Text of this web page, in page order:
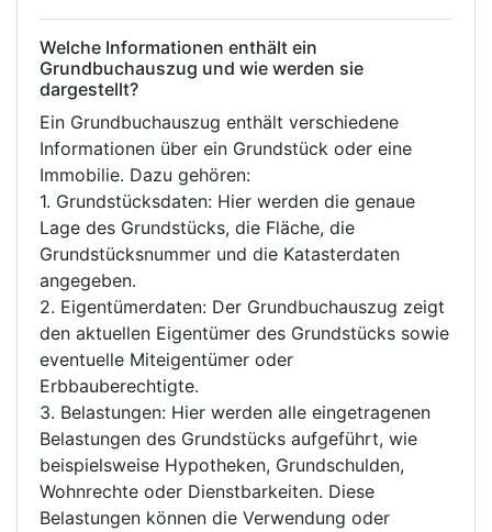
Welche Informationen enthält ein
Grundbuchauszug und wie werden sie
dargestellt?
Ein Grundbuchauszug enthält verschiedene
Informationen über ein Grundstück oder eine
Immobilie. Dazu gehören:
1. Grundstücksdaten: Hier werden die genaue
Lage des Grundstücks, die Fläche, die
Grundstücksnummer und die Katasterdaten
angegeben.
2. Eigentümerdaten: Der Grundbuchauszug zeigt
den aktuellen Eigentümer des Grundstücks sowie
eventuelle Miteigentümer oder
Erbbauberechtigte.
3. Belastungen: Hier werden alle eingetragenen
Belastungen des Grundstücks aufgeführt, wie
beispielsweise Hypotheken, Grundschulden,
Wohnrechte oder Dienstbarkeiten. Diese
Belastungen können die Verwendung oder